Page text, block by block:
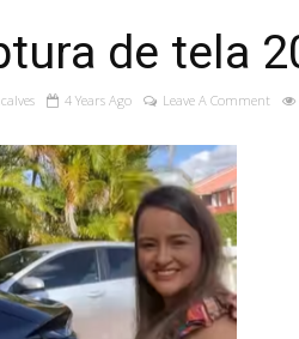
de tela
4 Years Ago Leave A Comment